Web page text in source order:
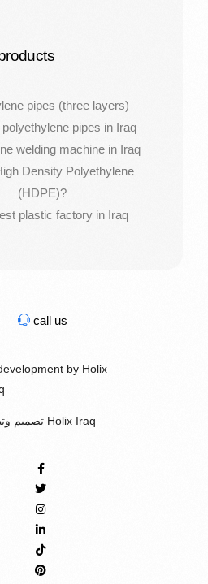
pipes (three layers)
pipes in Iraq
welding machine in Iraq
Density Polyethylene
(HDPE)?
plastic factory in Iraq
call us
by Holix
تصميم وتطوير المواقع بواسطة Holix Iraq